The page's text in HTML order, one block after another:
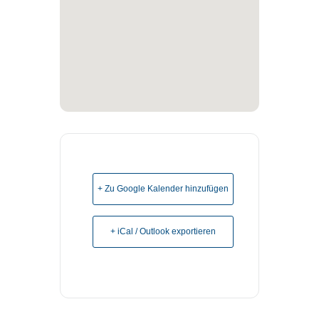
+ Zu Google Kalender hinzufügen
+ iCal / Outlook exportieren